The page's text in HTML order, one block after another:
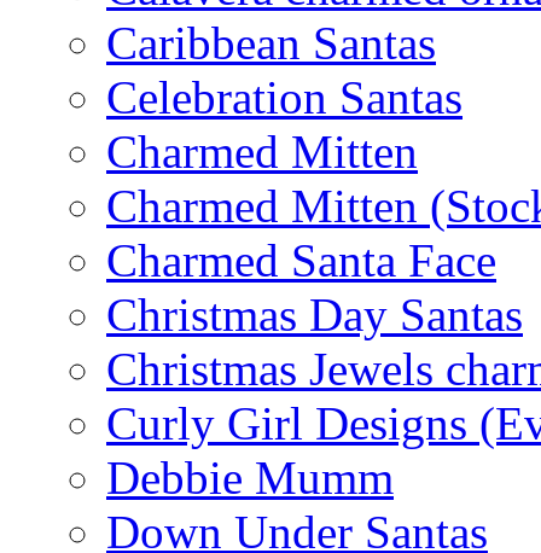
Caribbean Santas
Celebration Santas
Charmed Mitten
Charmed Mitten
Charmed Santa Face
Christmas Day Santas
Christmas Jewels
Curly Girl Designs
Debbie Mumm
Down Under Santas